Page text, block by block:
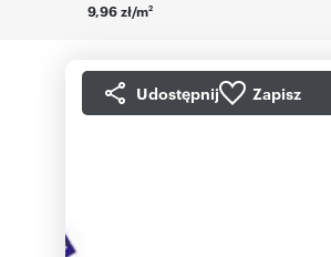
9,96 zł/m2
Udostępnij Zapisz